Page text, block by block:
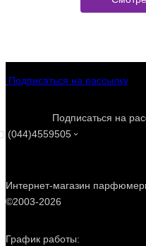
Подписаться на рассылку
Подписаться на
(044)4559505
Интернет-магазин
©2003-2026
График работы: